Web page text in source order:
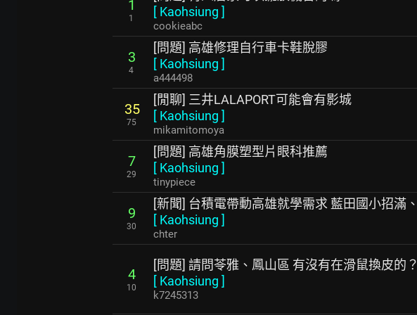
1
1
[ Kaohsiung ]
cookieabc
3
4
[問題] 高雄修理自行車卡鞋脫膠
[ Kaohsiung ]
a444498
35
75
[閒聊] 三井LALAPORT可能會有影城
[ Kaohsiung ]
mikamitomoya
7
29
[問題] 高雄角膜塑型片眼科推薦
[ Kaohsiung ]
tinypiece
9
30
[新聞] 台積電帶動高雄就學需求 藍田國小招滿、
[ Kaohsiung ]
chter
4
10
[問題] 請問苓雅、鳳山區 有沒有在滑鼠換皮的？
[ Kaohsiung ]
k7245313